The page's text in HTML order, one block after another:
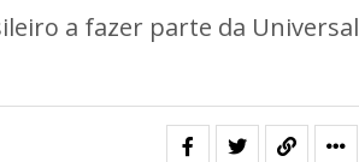
a fazer parte da Universal